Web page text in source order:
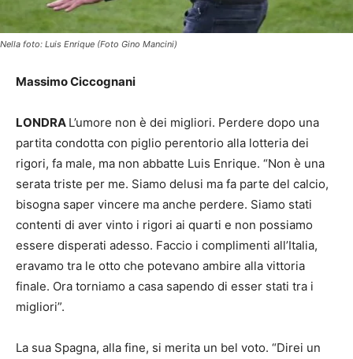
Nella foto: Luis Enrique (Foto Gino Mancini)
Massimo Ciccognani
LONDRA L’umore non è dei migliori. Perdere dopo una
partita condotta con piglio perentorio alla lotteria dei
rigori, fa male, ma non abbatte Luis Enrique. “Non è una
serata triste per me. Siamo delusi ma fa parte del calcio,
bisogna saper vincere ma anche perdere. Siamo stati
contenti di aver vinto i rigori ai quarti e non possiamo
essere disperati adesso. Faccio i complimenti all’Italia,
eravamo tra le otto che potevano ambire alla vittoria
finale. Ora torniamo a casa sapendo di esser stati tra i
migliori”.
La sua Spagna, alla fine, si merita un bel voto. “Direi un